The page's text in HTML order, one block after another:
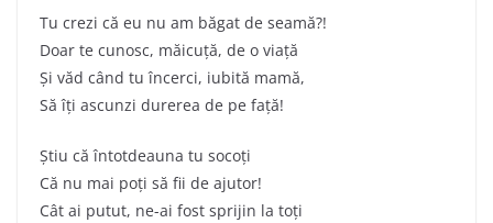
Tu crezi că eu nu am băgat de seamă?!
Doar te cunosc, măicuță, de o viață
Și văd când tu încerci, iubită mamă,
Să îți ascunzi durerea de pe față!
Știu că întotdeauna tu socoți
Că nu mai poți să fii de ajutor!
Cât ai putut, ne-ai fost sprijin la toți